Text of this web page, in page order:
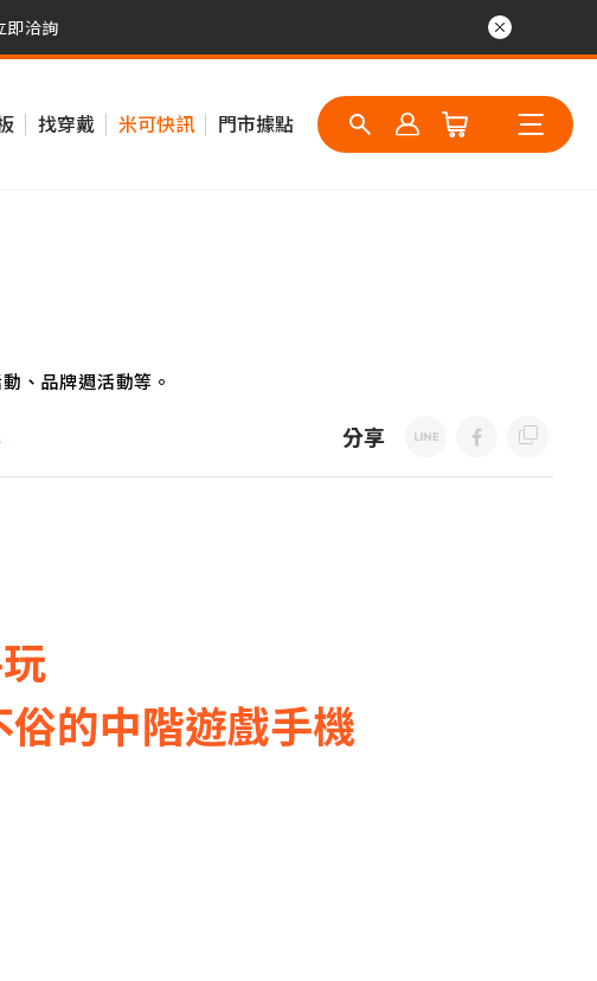
即洽詢
洽詢
找穿戴 米可快訊 門市據點
、品牌週活動等。
分享
的中階遊戲手機